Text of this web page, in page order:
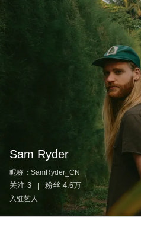
Sam Ryder
昵称： SamRyder_CN
关注 3 粉丝 4.6万
入驻艺人